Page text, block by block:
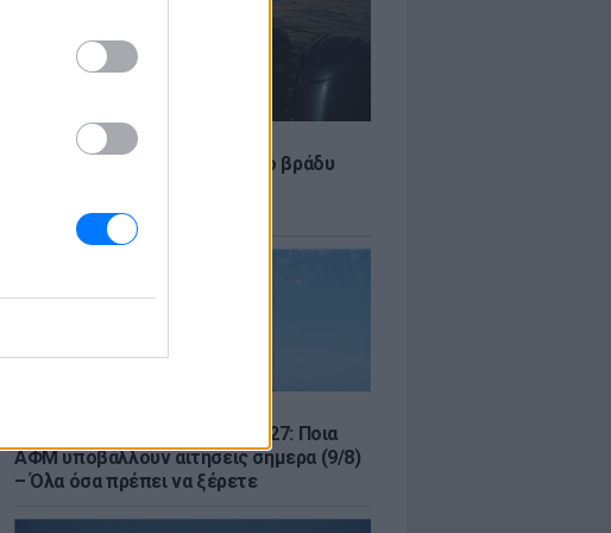
LIFESTYLE
Ιωάννα Τούνη: «Έβγαλα όλο το βράδυ
αντιβιώσεις»
Τουρισμός για Όλους 2026-2027: Ποια
ΑΦΜ υποβάλλουν αιτήσεις σήμερα (9/8)
– Όλα όσα πρέπει να ξέρετε